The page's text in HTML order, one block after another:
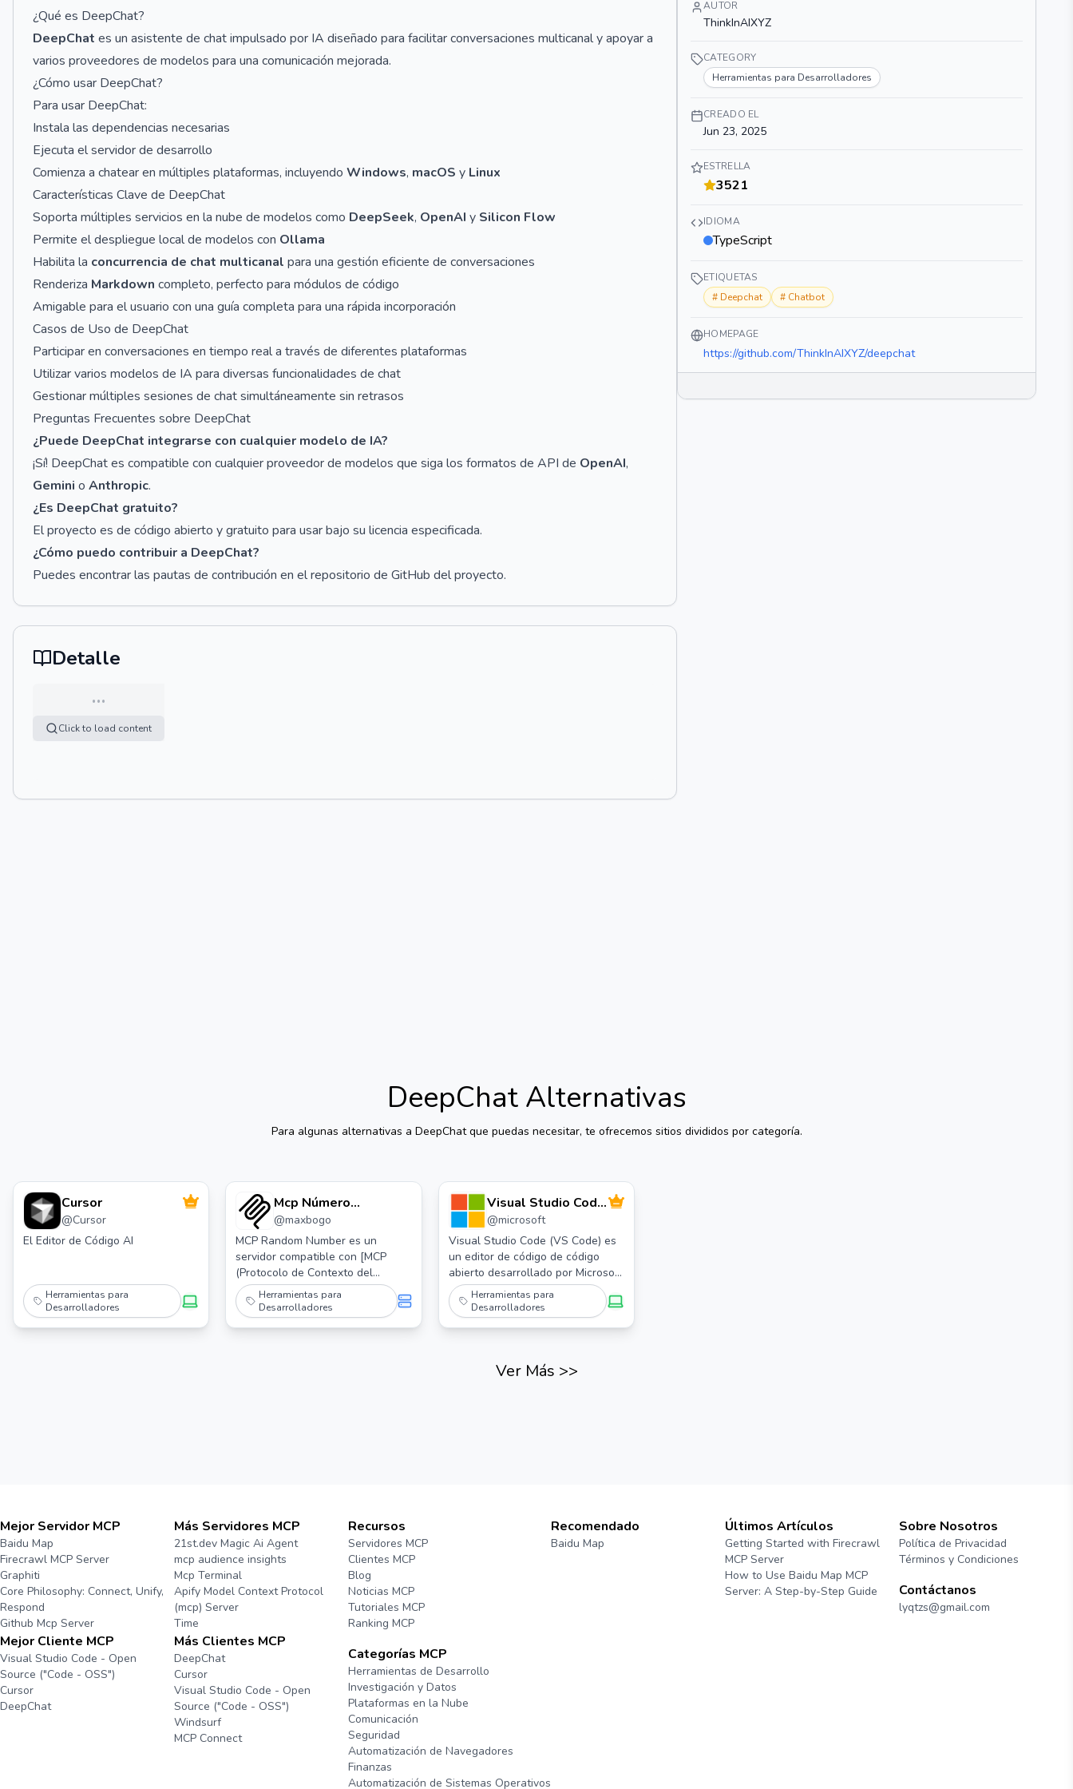
¿Qué es DeepChat?
DeepChat es un asistente de chat impulsado por IA diseñado para facilitar conversaciones multicanal y apoyar a
varios proveedores de modelos para una comunicación mejorada.
¿Cómo usar DeepChat?
Para usar DeepChat:
Instala las dependencias necesarias
Ejecuta el servidor de desarrollo
Comienza a chatear en múltiples plataformas, incluyendo Windows, macOS y Linux
Características Clave de DeepChat
Soporta múltiples servicios en la nube de modelos como DeepSeek, OpenAI y Silicon Flow
Permite el despliegue local de modelos con Ollama
Habilita la concurrencia de chat multicanal para una gestión eficiente de conversaciones
Renderiza Markdown completo, perfecto para módulos de código
Amigable para el usuario con una guía completa para una rápida incorporación
Casos de Uso de DeepChat
Participar en conversaciones en tiempo real a través de diferentes plataformas
Utilizar varios modelos de IA para diversas funcionalidades de chat
Gestionar múltiples sesiones de chat simultáneamente sin retrasos
Preguntas Frecuentes sobre DeepChat
¿Puede DeepChat integrarse con cualquier modelo de IA?
¡Sí! DeepChat es compatible con cualquier proveedor de modelos que siga los formatos de API de OpenAI,
Gemini o Anthropic.
¿Es DeepChat gratuito?
El proyecto es de código abierto y gratuito para usar bajo su licencia especificada.
¿Cómo puedo contribuir a DeepChat?
Puedes encontrar las pautas de contribución en el repositorio de GitHub del proyecto.
Detalle
…
Click to load content
AUTOR
ThinkInAIXYZ
CATEGORY
Herramientas para Desarrolladores
CREADO EL
Jun 23, 2025
ESTRELLA
3521
IDIOMA
TypeScript
ETIQUETAS
# Deepchat # Chatbot
HOMEPAGE
https://github.com/ThinkInAIXYZ/deepchat
DeepChat Alternativas
Para algunas alternativas a DeepChatque puedas necesitar, te ofrecemos sitios divididos por categoría.
Cursor
@Cursor
El Editor de Código AI
Herramientas para
Desarrolladores
Mcp Número
Aleatorio
@maxbogo
MCP Random Number es un
servidor compatible con [MCP
(Protocolo de Contexto del
Modelo)] que proporciona
números aleatorios verdaderos
obtenidos del ruido atmosférico a
Herramientas para
Desarrolladores
Visual Studio Code
- Código Abierto
("Code - OSS")
@microsoft
Visual Studio Code (VS Code) es
un editor de código de código
abierto desarrollado por Microsoft
que combina la simplicidad de un
editor de código con las
características necesarias para el
Herramientas para
Desarrolladores
Ver Más >>
Mejor Servidor MCP
Baidu Map
Firecrawl MCP Server
Graphiti
Core Philosophy: Connect, Unify,
Respond
Github Mcp Server
Mejor Cliente MCP
Visual Studio Code - Open
Source ("Code - OSS")
Cursor
DeepChat
Más Servidores MCP
21st.dev Magic Ai Agent
mcp audience insights
Mcp Terminal
Apify Model Context Protocol
(mcp) Server
Time
Más Clientes MCP
DeepChat
Cursor
Visual Studio Code - Open
Source ("Code - OSS")
Windsurf
MCP Connect
Recursos
Servidores MCP
Clientes MCP
Blog
Noticias MCP
Tutoriales MCP
Ranking MCP
Categorías MCP
Herramientas de Desarrollo
Investigación y Datos
Plataformas en la Nube
Comunicación
Seguridad
Automatización de Navegadores
Finanzas
Automatización de Sistemas Operativos
Recomendado
Baidu Map
Últimos Artículos
Getting Started with Firecrawl
MCP Server
How to Use Baidu Map MCP
Server: A Step-by-Step Guide
Sobre Nosotros
Política de Privacidad
Términos y Condiciones
Contáctanos
lyqtzs@gmail.com